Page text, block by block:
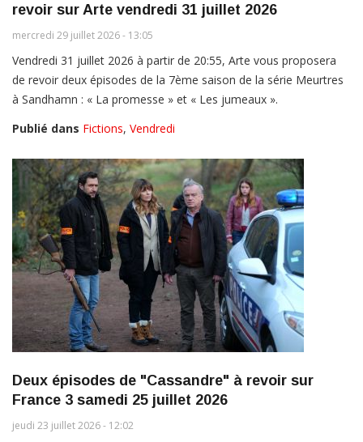
revoir sur Arte vendredi 31 juillet 2026
mercredi 29 juillet 2026 - 13:05
Vendredi 31 juillet 2026 à partir de 20:55, Arte vous proposera
de revoir deux épisodes de la 7ème saison de la série Meurtres
à Sandhamn : « La promesse » et « Les jumeaux ».
Publié dans Fictions, Vendredi
Deux épisodes de "Cassandre" à revoir sur
France 3 samedi 25 juillet 2026
jeudi 23 juillet 2026 - 12:02